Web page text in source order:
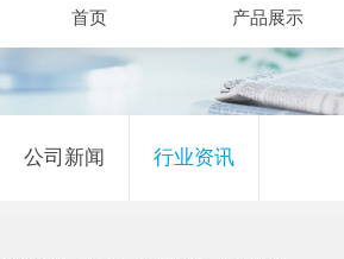
首页 产品展示
公司新闻 行业资讯